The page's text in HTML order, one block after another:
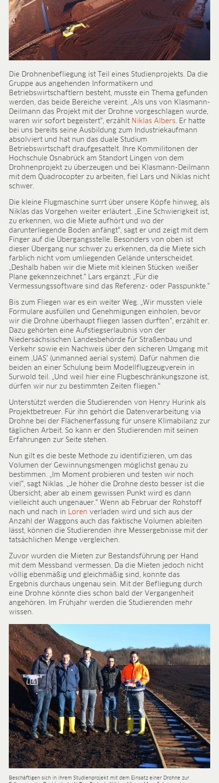
Ausbildung und duales Studium
Das sagt unser Team
Kontakt
MEDIATHEK
Virtual Reality Videos
Produktblätter
Zertifikate
Broschüren
BLOG
BLOG
KONTAKT
CONTACT
Die Drohnenbefliegung ist Teil eines Studienprojekts. Da die
Gruppe aus angehenden Informatikern und
Betriebswirtschaftlern besteht, musste ein Thema gefunden
werden, das beide Bereiche vereint. „Als uns von Klasmann-
Deilmann das Projekt mit der Drohne vorgeschlagen wurde,
waren wir sofort begeistert“, erzählt Niklas Albers. Er hatte
bei uns bereits seine Ausbildung zum Industriekaufmann
absolviert und hat nun das duale Studium
Betriebswirtschaft draufgesattelt. Ihre Kommilitonen der
Hochschule Osnabrück am Standort Lingen von dem
Drohnenprojekt zu überzeugen und bei Klasmann-Deilmann
mit dem Quadrocopter zu arbeiten, fiel Lars und Niklas nicht
schwer.
Die kleine Flugmaschine surrt über unsere Köpfe hinweg, als
Niklas das Vorgehen weiter erläutert. „Eine Schwierigkeit ist,
zu erkennen, wo die Miete aufhört und wo der
darunterliegende Boden anfängt“, sagt er und zeigt mit dem
Finger auf die Übergangsstelle. Besonders von oben ist
dieser Übergang nur schwer zu erkennen, da die Miete sich
farblich nicht vom umliegenden Gelände unterscheidet.
„Deshalb haben wir die Miete mit kleinen Stücken weißer
Plane gekennzeichnet.“ Lars ergänzt: „Für die
Vermessungssoftware sind das Referenz- oder Passpunkte.“
Bis zum Fliegen war es ein weiter Weg. „Wir mussten viele
Formulare ausfüllen und Genehmigungen einholen, bevor
wir die Drohne überhaupt fliegen lassen durften“, erzählt er.
Dazu gehörten eine Aufstiegserlaubnis von der
Niedersächsischen Landesbehörde für Straßenbau und
Verkehr sowie ein Nachweis über den sicheren Umgang mit
einem ‚UAS‘ (unmanned aerial system). Dafür nahmen die
beiden an einer Schulung beim Modellflugzeugverein in
Surwold teil. „Und weil hier eine Flugbeschränkungszone ist,
dürfen wir nur zu bestimmten Zeiten fliegen.“
Unterstützt werden die Studierenden von Henry Hurink als
Projektbetreuer. Für ihn gehört die Datenverarbeitung via
Drohne bei der Flächenerfassung für unsere Klimabilanz zur
täglichen Arbeit. So kann er den Studierenden mit seinen
Erfahrungen zur Seite stehen.
Nun gilt es die beste Methode zu identifizieren, um das
Volumen der Gewinnungsmengen möglichst genau zu
bestimmen. „Im Moment probieren und testen wir noch
viel“, sagt Niklas. „Je höher die Drohne desto besser ist die
Übersicht, aber ab einem gewissen Punkt wird es dann
vielleicht auch ungenauer.“ Wenn ab Februar der Rohstoff
nach und nach in Loren verladen wird und sich aus der
Anzahl der Waggons auch das faktische Volumen ableiten
lässt, können die Studierenden ihre Messergebnisse mit der
tatsächlichen Menge vergleichen.
Zuvor wurden die Mieten zur Bestandsführung per Hand
mit dem Messband vermessen. Da die Mieten jedoch nicht
völlig ebenmäßig und gleichmäßig sind, konnte das
Ergebnis durchaus ungenau sein. Mit der Befliegung durch
eine Drohne könnte dies schon bald der Vergangenheit
angehören. Im Frühjahr werden die Studierenden mehr
wissen.
Beschäftigen sich in ihrem Studienprojekt mit dem Einsatz einer Drohne zur